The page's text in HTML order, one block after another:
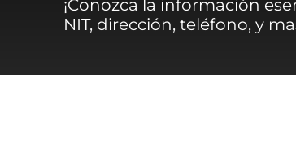
¡Conozca la información
NIT, dirección, teléfono, y